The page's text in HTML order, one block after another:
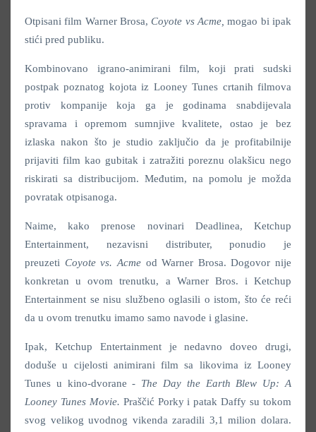
Otpisani film Warner Brosa,Coyote vs Acme,mogao bi ipak
stići pred publiku.
Kombinovano igrano-animirani film, koji prati sudski
postpak poznatog kojota iz Looney Tunes crtanih filmova
protiv kompanije koja ga je godinama snabdijevala
spravama i opremom sumnjive kvalitete, ostao je bez
izlaska nakon što je studio zaključio da je profitabilnije
prijaviti film kao gubitak i zatražiti poreznu olakšicu nego
riskirati sa distribucijom. Međutim, na pomolu je možda
povratak otpisanoga.
Naime, kako prenose novinari Deadlinea, Ketchup
Entertainment, nezavisni distributer, ponudio je
preuzeti Coyote vs. Acme od Warner Brosa. Dogovor nije
konkretan u ovom trenutku, a Warner Bros. i Ketchup
Entertainment se nisu službeno oglasili o istom, što će reći
da u ovom trenutku imamo samo navode i glasine.
Ipak, Ketchup Entertainment je nedavno doveo drugi,
doduše u cijelosti animirani film sa likovima iz Looney
Tunes u kino-dvorane - The Day the Earth Blew Up: A
Looney Tunes Movie. Praščić Porky i patak Daffy su tokom
svog velikog uvodnog vikenda zaradili 3,1 milion dolara.